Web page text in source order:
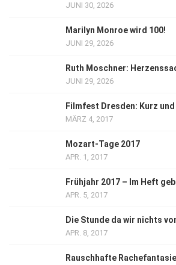
JUNI 30, 2026
Marilyn Monroe wird 100!
JUNI 29, 2026
Ruth Moschner:
JUNI 29, 2026
Filmfest Dresden: Kurz und
MÄRZ 4, 2017
Mozart-Tage 2017
APR. 1, 2017
Frühjahr 2017 – Im Heft
APR. 5, 2017
Die Stunde da wir nichts
APR. 8, 2017
Rauschhafte Rachefantasie